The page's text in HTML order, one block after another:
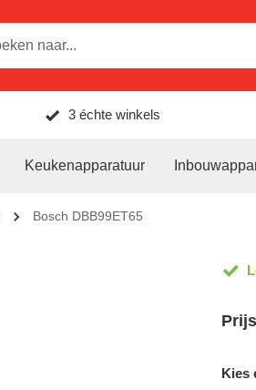
3 échte winkels
Keukenapparatuur
Bosch DBB99ET65
Prijs
Kies